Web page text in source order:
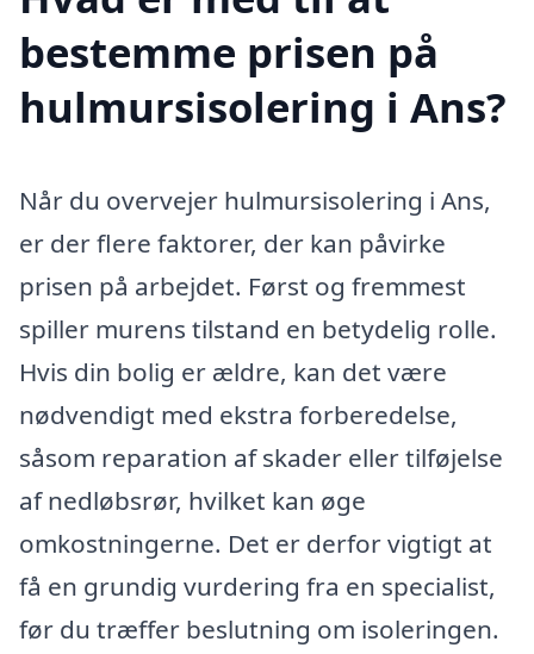
bestemme prisen på
hulmursisolering i Ans?
Når du overvejer hulmursisolering i Ans,
er der flere faktorer, der kan påvirke
prisen på arbejdet. Først og fremmest
spiller murens tilstand en betydelig rolle.
Hvis din bolig er ældre, kan det være
nødvendigt med ekstra forberedelse,
såsom reparation af skader eller tilføjelse
af nedløbsrør, hvilket kan øge
omkostningerne. Det er derfor vigtigt at
få en grundig vurdering fra en specialist,
før du træffer beslutning om isoleringen.